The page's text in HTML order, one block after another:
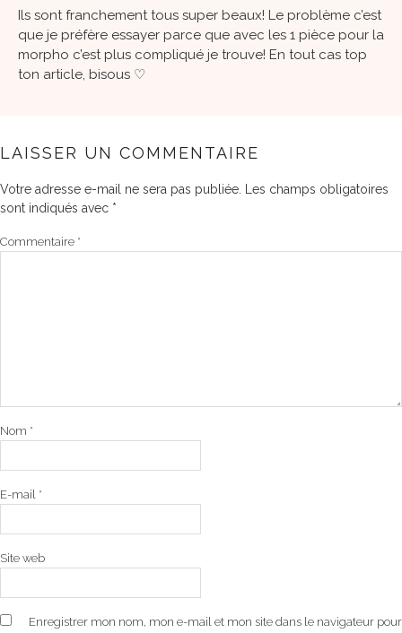
Ils sont franchement tous super beaux! Le problème c’est
que je préfère essayer parce que avec les 1 pièce pour la
morpho c’est plus compliqué je trouve! En tout cas top
ton article, bisous ♡
LAISSER UN COMMENTAIRE
Votre adresse e-mail ne sera pas publiée. Les champs obligatoires
sont indiqués avec *
Commentaire *
Nom *
E-mail *
Site web
Enregistrer mon nom, mon e-mail et mon site dans le navigateur pour